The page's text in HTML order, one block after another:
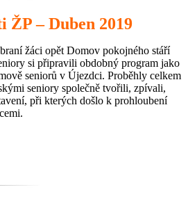
ŽP – Duben 2019
žáci opět Domov pokojného stáří
si připravili obdobný program jako
seniorů v Újezdci. Proběhly celkem
seniory společně tvořili, zpívali,
při kterých došlo k prohloubení